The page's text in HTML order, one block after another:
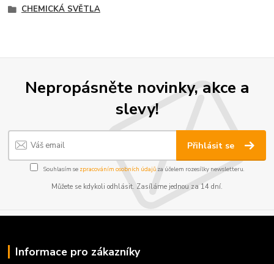
CHEMICKÁ SVĚTLA
Nepropásněte novinky, akce a
slevy!
Přihlásit se
Souhlasím se zpracováním osobních údajůza účelem rozesílky newsletteru.
Můžete se kdykoli odhlásit. Zasíláme jednou za 14 dní.
Informace pro zákazníky